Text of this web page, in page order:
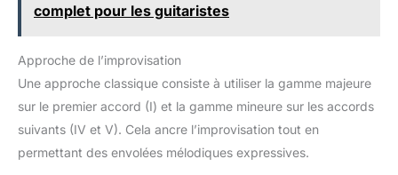
complet pour les guitaristes
Approche de l’improvisation
Une approche classique consiste à utiliser la gamme majeure
sur le premier accord (I) et la gamme mineure sur les accords
suivants (IV et V). Cela ancre l’improvisation tout en
permettant des envolées mélodiques expressives.